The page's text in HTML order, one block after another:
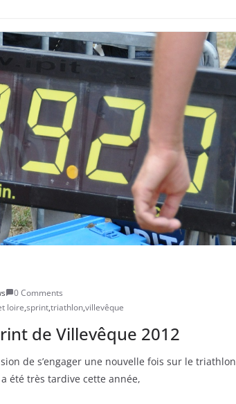
0 Comments
loire,sprint,triathlon,villevêque
de Villevêque 2012
de s’engager une nouvelle fois sur le triathlon
été très tardive cette année,